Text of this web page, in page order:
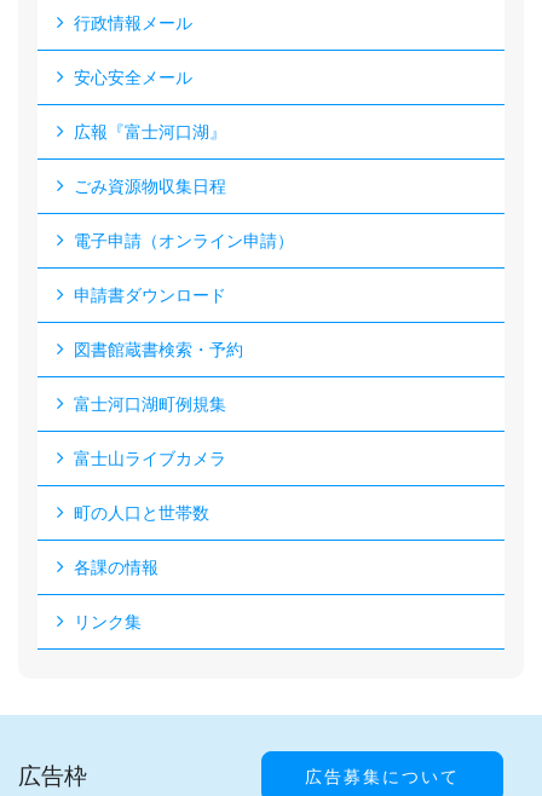
行政情報メール
安心安全メール
広報『富士河口湖』
ごみ資源物収集日程
電子申請（オンライン申請）
申請書ダウンロード
図書館蔵書検索・予約
富士河口湖町例規集
富士山ライブカメラ
町の人口と世帯数
各課の情報
リンク集
広告枠 広告募集について